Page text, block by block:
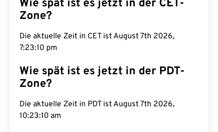
Wie spät ist es jetzt in der CET-
Zone?
Die aktuelle Zeit in CET ist August 7th 2026,
7:23:11 pm
Wie spät ist es jetzt in der PDT-
Zone?
Die aktuelle Zeit in PDT ist August 7th 2026,
10:23:11 am